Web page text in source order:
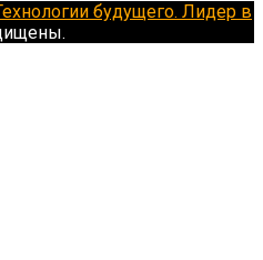
будущего. Лидер в